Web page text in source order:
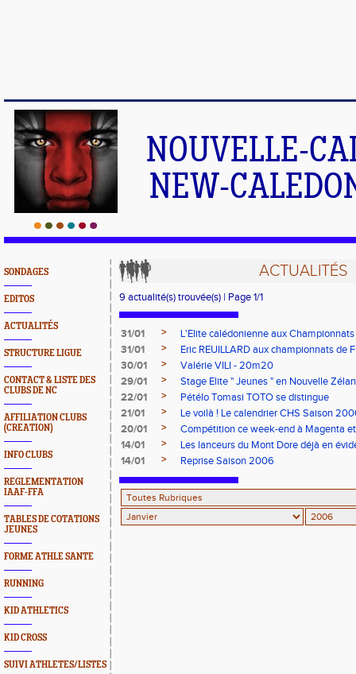
NOUVELLE-
NEW-
SONDAGES
EDITOS
ACTUALITÉS
STRUCTURE LIGUE
CONTACT & LISTE DES
CLUBS DE NC
AFFILIATION CLUBS
(CREATION)
INFO CLUBS
REGLEMENTATION
IAAF-FFA
TABLES DE COTATIONS
JEUNES
FORME ATHLE SANTE
RUNNING
KID ATHLETICS
KID CROSS
SUIVI ATHLETES/LISTES
ACTUALITÉS
9 actualité(s) trouvée(s) | Page 1/1
31/01 >
L'Elite calédonienne aux
31/01
>
Eric REUILLARD aux championnats de
30/01
>
Valérie VILI - 20m20
29/01
>
Stage Elite " Jeunes " en Nouvelle
22/01
>
Pétélo Tomasi TOTO se distingue
21/01
>
Le voilà ! Le calendrier CHS Saison
20/01
>
Compétition ce week-end à Magenta
14/01
>
Les lanceurs du Mont Dore déjà en
14/01
> Reprise Saison 2006